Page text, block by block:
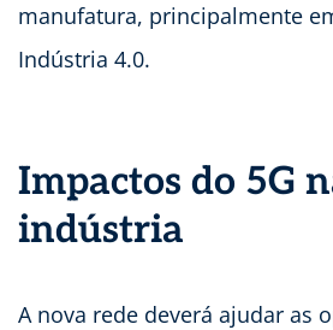
manufatura, principalmente
Indústria 4.0.
Impactos do 5G
indústria
A nova rede deverá ajudar as